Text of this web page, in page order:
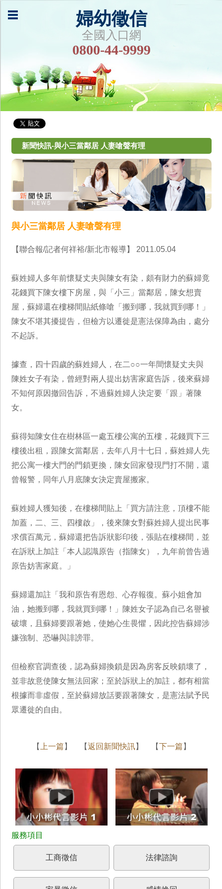
婦幼徵信
全國入口網
0800-44-9999
新聞快訊-與小三當鄰居 人妻嗆聲有理
與小三當鄰居 人妻嗆聲有理
【聯合報/記者何祥裕/新北市報導】 2011.05.04
蘇姓婦人多年前懷疑丈夫與陳女有染，頗有財力的蘇婦竟
花錢買下陳女樓下房屋，與「小三」當鄰居，陳女想賣
屋，蘇婦還在樓梯間貼紙條嗆「搬到哪，我就買到哪！」
陳女不堪其擾提告，但檢方以遷徙是憲法保障為由，處分
不起訴。
據查，四十四歲的蘇姓婦人，在二○○一年間懷疑丈夫與
陳姓女子有染，曾經對兩人提出妨害家庭告訴，後來蘇婦
不知何原因撤回告訴，不過蘇姓婦人決定要「跟」著陳
女。
蘇得知陳女住在樹林區一處五樓公寓的五樓，花錢買下三
樓後出租，跟陳女當鄰居，去年八月十七日，蘇姓婦人先
把公寓一樓大門的門鎖更換，陳女回家發現門打不開，還
曾報警，同年八月底陳女決定賣屋搬家。
蘇姓婦人獲知後，在樓梯間貼上「買方請注意，頂樓不能
加蓋，二、三、四樓啟」，後來陳女對蘇姓婦人提出民事
求償百萬元，蘇婦還把告訴狀影印後，張貼在樓梯間，並
在訴狀上加註「本人認識原告（指陳女），九年前曾告過
原告妨害家庭。」
蘇婦還加註「我和原告有恩怨、心存報復。蘇小姐會加
油，她搬到哪，我就買到哪！」陳姓女子認為自己名譽被
破壞，且蘇婦要跟著她，使她心生畏懼，因此控告蘇婦涉
嫌強制、恐嚇與誹謗罪。
但檢察官調查後，認為蘇婦換鎖是因為房客反映鎖壞了，
並非故意使陳女無法回家；至於訴狀上的加註，都有相當
根據而非虛假，至於蘇婦放話要跟著陳女，是憲法賦予民
眾遷徙的自由。
【 上一篇 】 【返回新聞快訊】 【下一篇 】
工商徵信 法律諮詢